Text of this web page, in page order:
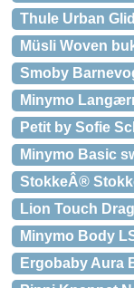
Thule Urban
Müsli Woven
Smoby
Minymo
Petit by Sofie
Minymo Basic
StokkeÂ®
Lion Touch
Minymo Body
Ergobaby Aura